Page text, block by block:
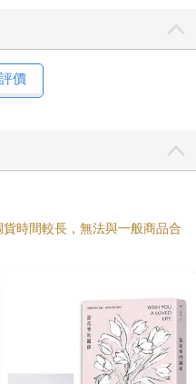
價
時間較長，無法與一般商品合